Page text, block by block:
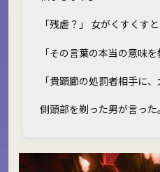
「残虐？」 女がくすくす
「その言葉の本当の意味
「貴顕廊の処罰者相手に、
側頭部を剃った男が言った。